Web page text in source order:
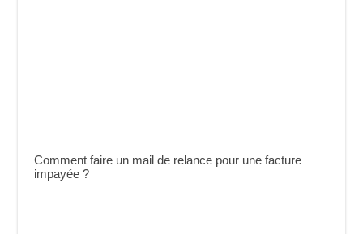
Comment faire un mail de relance pour une facture
impayée ?